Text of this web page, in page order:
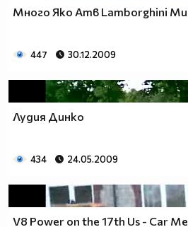
Много Яко Атв Lamborghini
447 30.12.2009
Лудия Динко
434 24.05.2009
V8 Power on the 17th Us - Car